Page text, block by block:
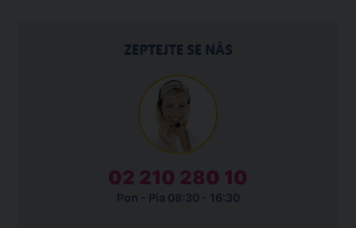
ZEPTEJTE SE NÁS
02 210 280 10
Pon - Pia 08:30 - 16:30